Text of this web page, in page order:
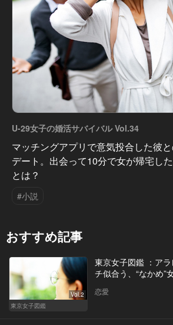
U-29女子の婚活サバイバル Vol.34
マッチングアプリで意気投合した彼
デート。出会って10分で女が帰宅し
とは？
#小説
おすすめ記事
Vol.2
東京女子図鑑
東京女子図鑑 ：ア
チ似合う、“なかめ”
恋愛